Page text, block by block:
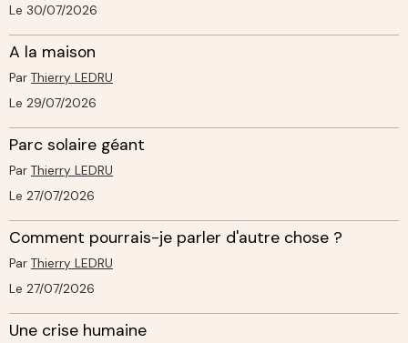
Le 30/07/2026
A la maison
Par Thierry LEDRU
Le 29/07/2026
Parc solaire géant
Par Thierry LEDRU
Le 27/07/2026
Comment pourrais-je parler d'autre chose ?
Par Thierry LEDRU
Le 27/07/2026
Une crise humaine